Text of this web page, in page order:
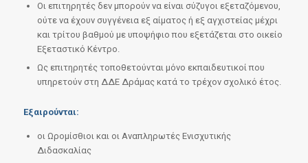
Οι επιτηρητές δεν μπορούν να είναι σύζυγοι εξεταζόμενου,
ούτε να έχουν συγγένεια εξ αίματος ή εξ αγχιστείας μέχρι
και τρίτου βαθμού με υποψήφιο που εξετάζεται στο οικείο
Εξεταστικό Κέντρο.
Ως επιτηρητές τοποθετούνται μόνο εκπαιδευτικοί που
υπηρετούν στη ΔΔΕ Δράμας κατά το τρέχον σχολικό έτος.
Εξαιρούνται:
οι Ωρομίσθιοι και οι Αναπληρωτές Ενισχυτικής
Διδασκαλίας